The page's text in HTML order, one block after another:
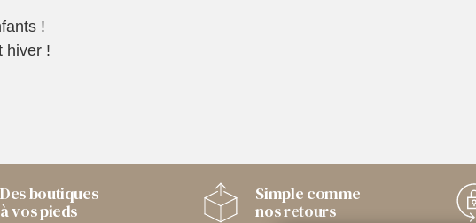
!
hiver !
Des boutiques
à vos pieds
Simple comme
nos retours